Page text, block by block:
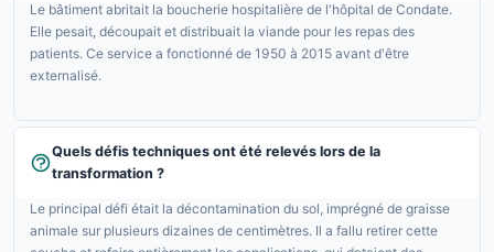
Le bâtiment abritait la boucherie hospitalière de l'hôpital de Condate.
Elle pesait, découpait et distribuait la viande pour les repas des
patients. Ce service a fonctionné de 1950 à 2015 avant d'être
externalisé.
Quels défis techniques ont été relevés lors de la
transformation ?
Le principal défi était la décontamination du sol, imprégné de graisse
animale sur plusieurs dizaines de centimètres. Il a fallu retirer cette